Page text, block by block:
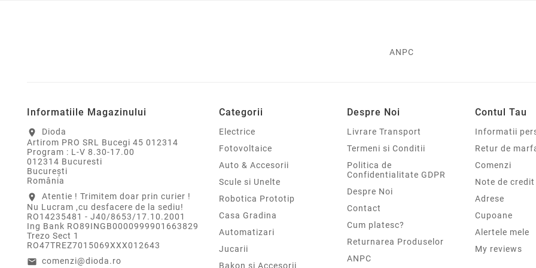
ANPC
Informatiile Magazinului
location_on
Dioda
Artirom PRO SRL Bucegi 45 012314
Program : L-V 8.30-17.00
012314 Bucuresti
Bucureşti
România
location_on
Atentie ! Trimitem doar prin curier !
Nu Lucram ,cu desfacere de la sediu!
RO14235481 - J40/8653/17.10.2001
Ing Bank RO89INGB0000999901663829
Trezo Sect 1
RO47TREZ7015069XXX012643
email comenzi@dioda.ro
Categorii
Electrice
Fotovoltaice
Auto & Accesorii
Scule si Unelte
Robotica Prototip
Casa Gradina
Automatizari
Jucarii
Bakon si Accesorii
Despre Noi
Livrare Transport
Termeni si Conditii
Politica de
Confidentialitate GDPR
Despre Noi
Contact
Cum platesc?
Returnarea Produselor
ANPC
Contul Tau
Informatii
Retur de
Comenzi
Note de credit
Adrese
Cupoane
Alertele mele
My reviews